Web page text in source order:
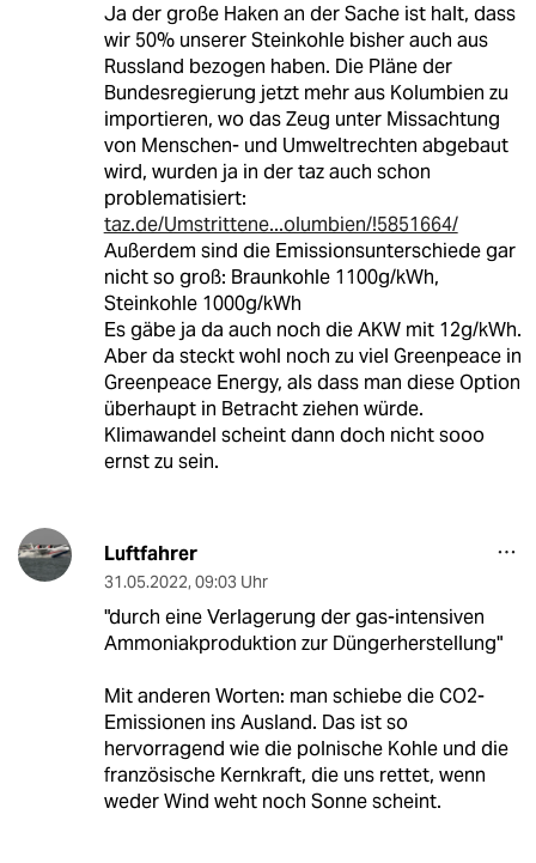
Ja der große Haken an der Sache ist halt, dass
wir 50% unserer Steinkohle bisher auch aus
Russland bezogen haben. Die Pläne der
Bundesregierung jetzt mehr aus Kolumbien zu
importieren, wo das Zeug unter Missachtung
von Menschen- und Umweltrechten abgebaut
wird, wurden ja in der taz auch schon
problematisiert:
taz.de/Umstrittene...olumbien/!5851664/
Außerdem sind die Emissionsunterschiede gar
nicht so groß: Braunkohle 1100g/kWh,
Steinkohle 1000g/kWh
Es gäbe ja da auch noch die AKW mit 12g/kWh.
Aber da steckt wohl noch zu viel Greenpeace in
Greenpeace Energy, als dass man diese Option
überhaupt in Betracht ziehen würde.
Klimawandel scheint dann doch nicht sooo
ernst zu sein.
Luftfahrer
31.05.2022, 09:03 Uhr
"durch eine Verlagerung der gas-intensiven
Ammoniakproduktion zur Düngerherstellung"
Mit anderen Worten: man schiebe die CO2-
Emissionen ins Ausland. Das ist so
hervorragend wie die polnische Kohle und die
französische Kernkraft, die uns rettet, wenn
weder Wind weht noch Sonne scheint.